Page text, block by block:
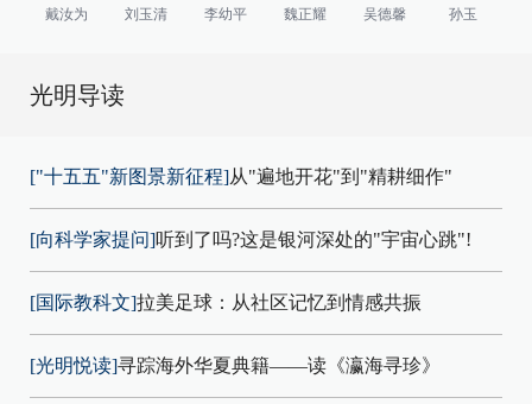
戴汝为
刘玉清 李幼平 魏正耀 吴德馨 孙玉
光明导读
["十五五"新图景新征程]从"遍地开花"到"精耕细作"
[向科学家提问]听到了吗?这是银河深处的"宇宙心跳"!
[国际教科文]拉美足球：从社区记忆到情感共振
[光明悦读]寻踪海外华夏典籍——读《瀛海寻珍》